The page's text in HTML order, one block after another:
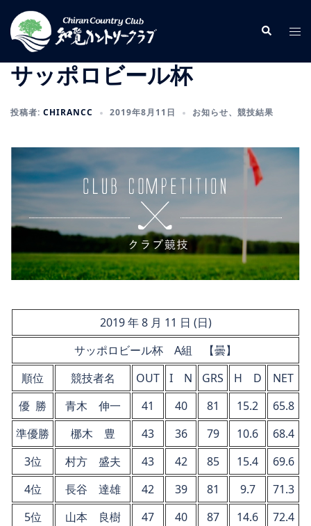
ン
検
索
ト
ル
サッポロビール杯
投稿者: CHIRANCC 2019年8月11日 お知らせ、 競技結果
2019 年 8 月 11 日 (日)
サッポロビール杯 A組 【曇】
順位
競技者名 OUT I N GRS H D
NET
優 勝
青木 伸一 41 40 81 15.2
65.8
準優勝
梛木 豊 43 36 79 10.6
68.4
3位
村方 盛夫 43 42 85 15.4
69.6
4位
長谷 達雄 42 39 81 9.7
71.3
5位
山本 良樹 47 40 87 14.6
72.4